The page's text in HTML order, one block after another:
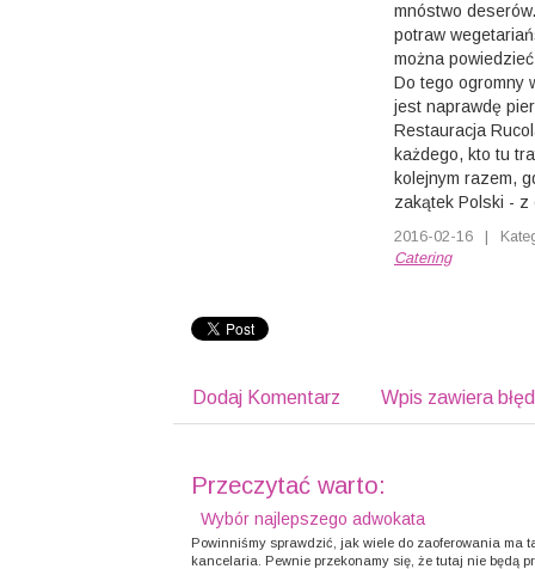
mnóstwo
potraw
można
Do tego ogromny
jest naprawdę
Restauracja
każdego, kto tu
kolejnym razem,
zakątek Polski - z
2016-02-16 |
Catering
Dodaj Komentarz Wpis zawiera
Przeczytać warto:
Wybór najlepszego adwokata
Powinniśmy sprawdzić, jak wiele do zaoferowania ma
kancelaria. Pewnie przekonamy się, że tutaj nie będą